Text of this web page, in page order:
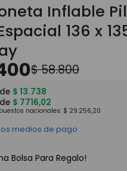
Inflable
136 x
$58.800
$ 13.738
$ 7716,02
nacionales: $ 29.256,20
medios de pago
Bolsa Para Regalo!